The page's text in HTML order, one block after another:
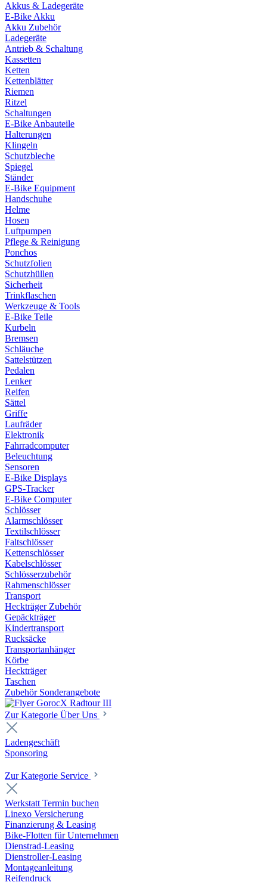
Akkus & Ladegeräte
E-Bike Akku
Akku Zubehör
Ladegeräte
Antrieb & Schaltung
Kassetten
Ketten
Kettenblätter
Riemen
Ritzel
Schaltungen
E-Bike Anbauteile
Halterungen
Klingeln
Schutzbleche
Spiegel
Ständer
E-Bike Equipment
Handschuhe
Helme
Hosen
Luftpumpen
Pflege & Reinigung
Ponchos
Schutzfolien
Schutzhüllen
Sicherheit
Trinkflaschen
Werkzeuge & Tools
E-Bike Teile
Kurbeln
Bremsen
Schläuche
Sattelstützen
Pedalen
Lenker
Reifen
Sättel
Griffe
Laufräder
Elektronik
Fahrradcomputer
Beleuchtung
Sensoren
E-Bike Displays
GPS-Tracker
E-Bike Computer
Schlösser
Alarmschlösser
Textilschlösser
Faltschlösser
Kettenschlösser
Kabelschlösser
Schlösserzubehör
Rahmenschlösser
Transport
Heckträger Zubehör
Gepäckträger
Kindertransport
Rucksäcke
Transportanhänger
Körbe
Heckträger
Taschen
Zubehör Sonderangebote
Zur Kategorie Über Uns
Ladengeschäft
Sponsoring
Zur Kategorie Service
Werkstatt Termin buchen
Linexo Versicherung
Finanzierung & Leasing
Bike-Flotten für Unternehmen
Dienstrad-Leasing
Dienstroller-Leasing
Montageanleitung
Reifendruck